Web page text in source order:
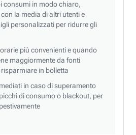
consumi in modo chiaro,
la media di altri utenti e
personalizzati per ridurre gli
più convenienti e quando
maggiormente da fonti
in bolletta
in caso di superamento
di consumo o blackout, per